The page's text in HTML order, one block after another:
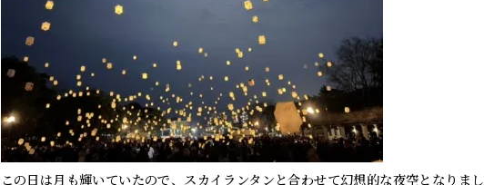
この日は月も輝いていたので、スカイランタンと合わせて幻想的な夜空となりまし